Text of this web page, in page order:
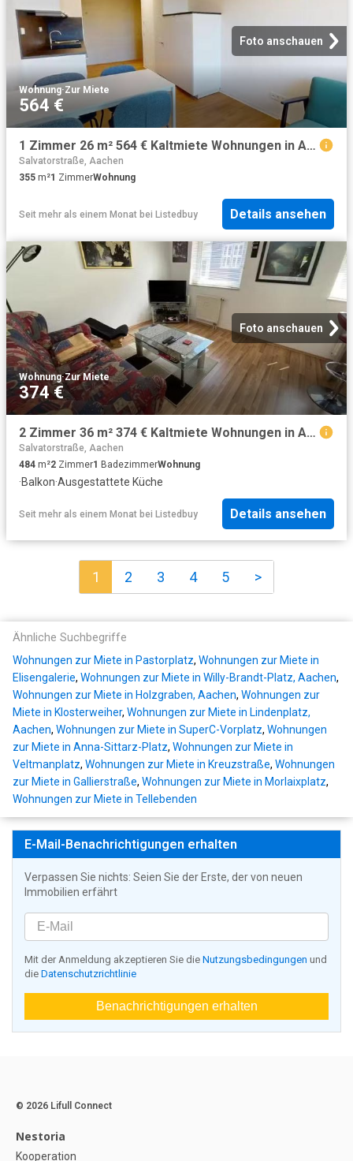
Foto anschauen
Wohnung·Zur Miete
564 €
1 Zimmer 26 m² 564 € Kaltmiete Wohnungen in Aachen
Salvatorstraße, Aachen
355 m²1 ZimmerWohnung
Seit mehr als einem Monat bei Listedbuy Details ansehen
Foto anschauen
Wohnung·Zur Miete
374 €
2 Zimmer 36 m² 374 € Kaltmiete Wohnungen in Aachen
Salvatorstraße, Aachen
484 m²2 Zimmer1 BadezimmerWohnung
·Balkon·Ausgestattete Küche
Seit mehr als einem Monat bei Listedbuy Details ansehen
1 2 3 4 5 >
Ähnliche Suchbegriffe
Wohnungen zur Miete in Pastorplatz, Wohnungen zur Miete in
Elisengalerie, Wohnungen zur Miete in Willy-Brandt-Platz, Aachen,
Wohnungen zur Miete in Holzgraben, Aachen, Wohnungen zur
Miete in Klosterweiher, Wohnungen zur Miete in Lindenplatz,
Aachen, Wohnungen zur Miete in SuperC-Vorplatz, Wohnungen
zur Miete in Anna-Sittarz-Platz, Wohnungen zur Miete in
Veltmanplatz, Wohnungen zur Miete in Kreuzstraße, Wohnungen
zur Miete in Gallierstraße, Wohnungen zur Miete in Morlaixplatz,
Wohnungen zur Miete in Tellebenden
E-Mail-Benachrichtigungen erhalten
Verpassen Sie nichts: Seien Sie der Erste, der von neuen
Immobilien erfährt
Mit der Anmeldung akzeptieren Sie die Nutzungsbedingungen und
die Datenschutzrichtlinie
Benachrichtigungen erhalten
© 2026 Lifull Connect
Nestoria
Kooperation